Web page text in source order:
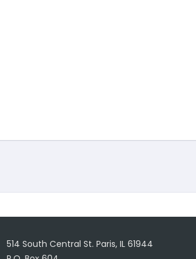
514 South Central St. Paris, IL 61944